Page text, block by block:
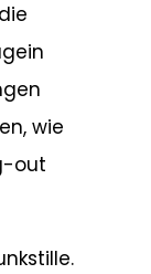
wie
out